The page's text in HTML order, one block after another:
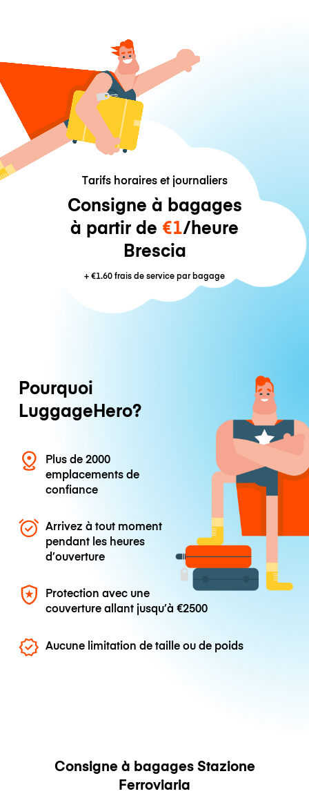
Tarifs horaires et journaliers
Consigne à bagages
à partir de €1/heure
Brescia
+€1.60frais de service par bagage
Pourquoi
LuggageHero?
Plus de 2000
emplacements de
confiance
Arrivez à tout moment
pendant les heures
d’ouverture
Protection avec une
couverture allant jusqu’à€2500
Aucune limitation de taille ou de poids
Consigne à bagages Stazione
Ferroviaria